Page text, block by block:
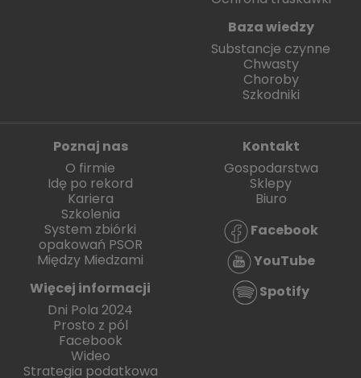
Baza wiedzy
Substancje czynne
Chwasty
Choroby
Szkodniki
Poznaj nas
O firmie
Idę po rekord
Kariera
Szkolenia
System zbiórki
opakowań PSOR
Między Miedzami
Więcej informacji
Dni Pola 2024
Prosto z pól
Facebook
Wideo
Strategia podatkowa
Kontakt
Gospodarstwa
Sklepy
Biuro
Facebook
YouTube
Spotify